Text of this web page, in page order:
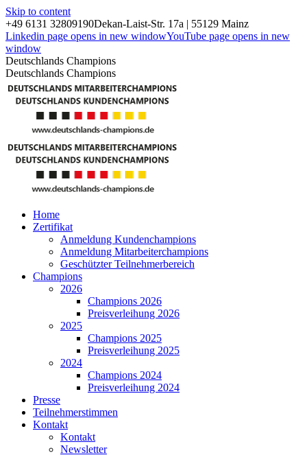
Skip to content
+49 6131 32809190Dekan-Laist-Str. 17a | 55129 Mainz
Linkedin page opens in new windowYouTube page opens in new
window
Deutschlands Champions
Deutschlands Champions
Home
Zertifikat
Anmeldung Kundenchampions
Anmeldung Mitarbeiterchampions
Geschützter Teilnehmerbereich
Champions
2026
Champions 2026
Preisverleihung 2026
2025
Champions 2025
Preisverleihung 2025
2024
Champions 2024
Preisverleihung 2024
Presse
Teilnehmerstimmen
Kontakt
Kontakt
Newsletter